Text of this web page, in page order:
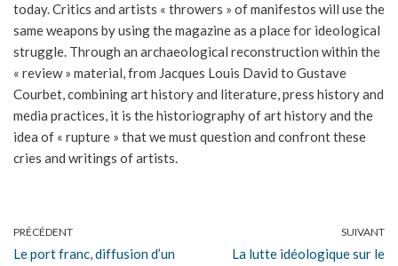
today. Critics and artists « throwers » of manifestos will use the
same weapons by using the magazine as a place for ideological
struggle. Through an archaeological reconstruction within the
« review » material, from Jacques Louis David to Gustave
Courbet, combining art history and literature, press history and
media practices, it is the historiography of art history and the
idea of « rupture » that we must question and confront these
cries and writings of artists.
PRÉCÉDENT
Le port franc, diffusion d’un
SUIVANT
La lutte idéologique sur le